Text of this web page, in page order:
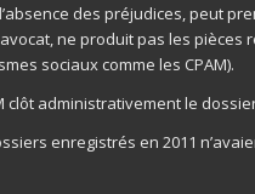
des préjudices, peut
ne produit pas les pièces
sociaux comme les CPAM).
clôt administrativement le
enregistrés en 2011